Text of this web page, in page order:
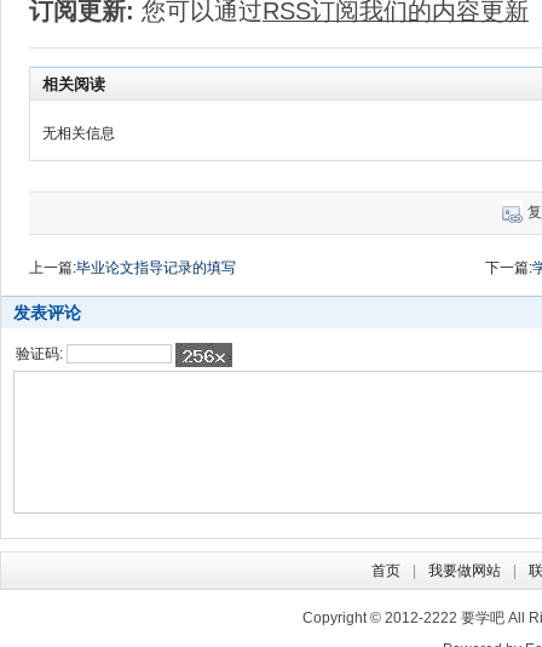
订阅更新: 您可以通过RSS订阅我们的内容更新
相关阅读
无相关信息
上一篇:毕业论文指导记录的填写 下一篇:
发表评论
验证码:
首页 我要做网站
Copyright © 2012-2222 要学吧 All